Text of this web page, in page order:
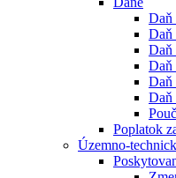
Daň
Daň
Daň
Daň
Daň
Daň
Poplatok
Územno-